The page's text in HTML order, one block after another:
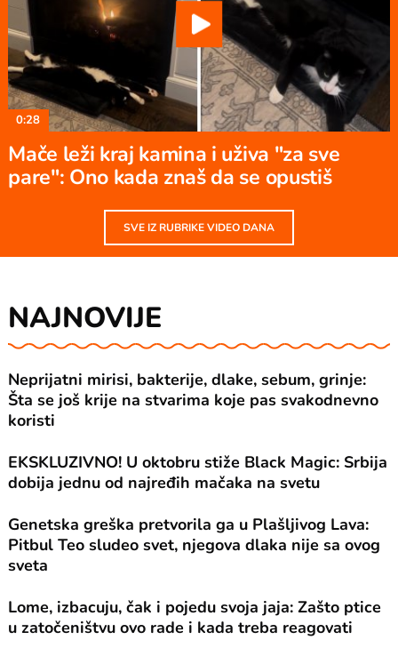
0:28
Mače leži kraj kamina i uživa "za sve
pare": Ono kada znaš da se opustiš
SVE IZ RUBRIKE VIDEO DANA
NAJNOVIJE
Neprijatni mirisi, bakterije, dlake, sebum, grinje:
Šta se još krije na stvarima koje pas svakodnevno
koristi
EKSKLUZIVNO! U oktobru stiže Black Magic: Srbija
dobija jednu od najređih mačaka na svetu
Genetska greška pretvorila ga u Plašljivog Lava:
Pitbul Teo sludeo svet, njegova dlaka nije sa ovog
sveta
Lome, izbacuju, čak i pojedu svoja jaja: Zašto ptice
u zatočeništvu ovo rade i kada treba reagovati